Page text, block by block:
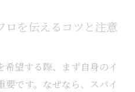
ロを伝えるコツと注意
望する際、まず自身のイ
です。なぜなら、スパイ